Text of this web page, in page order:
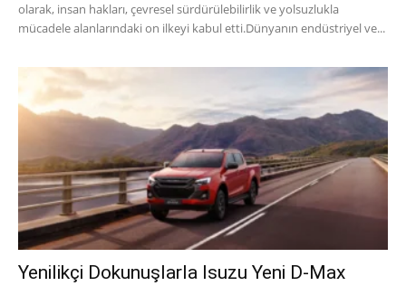
olarak, insan hakları, çevresel sürdürülebilirlik ve yolsuzlukla
mücadele alanlarındaki on ilkeyi kabul etti.Dünyanın endüstriyel ve...
Yenilikçi Dokunuşlarla Isuzu Yeni D-Max